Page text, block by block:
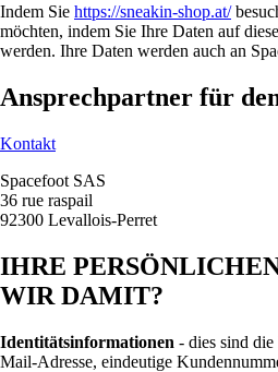
Indem Sie https://sneakin-shop.at/
möchten, indem Sie Ihre Daten auf
werden. Ihre Daten werden auch an
Ansprechpartner für
Kontakt
Spacefoot SAS
36 rue raspail
92300 Levallois-Perret
IHRE
WIR DAMIT?
Identitätsinformationen - dies sind
Mail-Adresse, eindeutige